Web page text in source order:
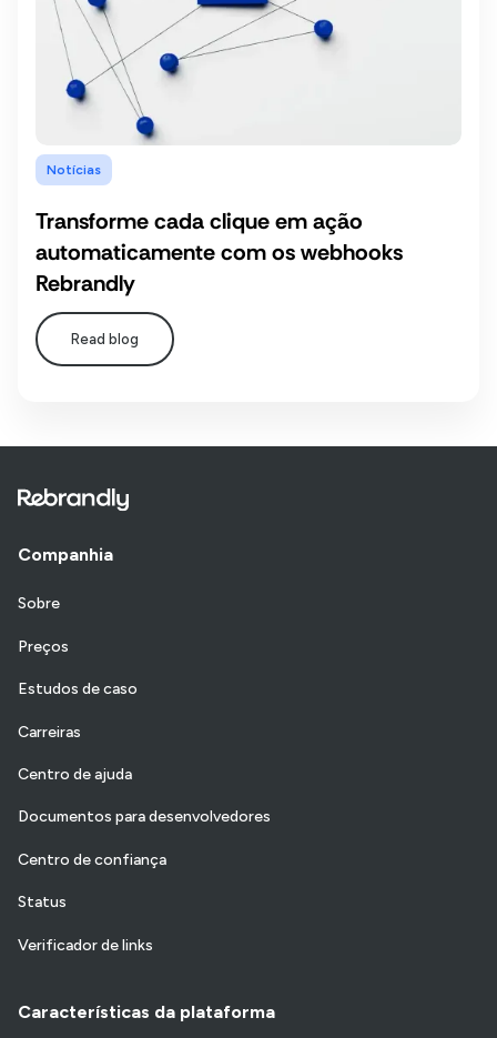
Notícias
Transforme cada clique em ação
automaticamente com os webhooks
Rebrandly
Read blog
Companhia
Sobre
Preços
Estudos de caso
Carreiras
Centro de ajuda
Documentos para desenvolvedores
Centro de confiança
Status
Verificador de links
Características da plataforma